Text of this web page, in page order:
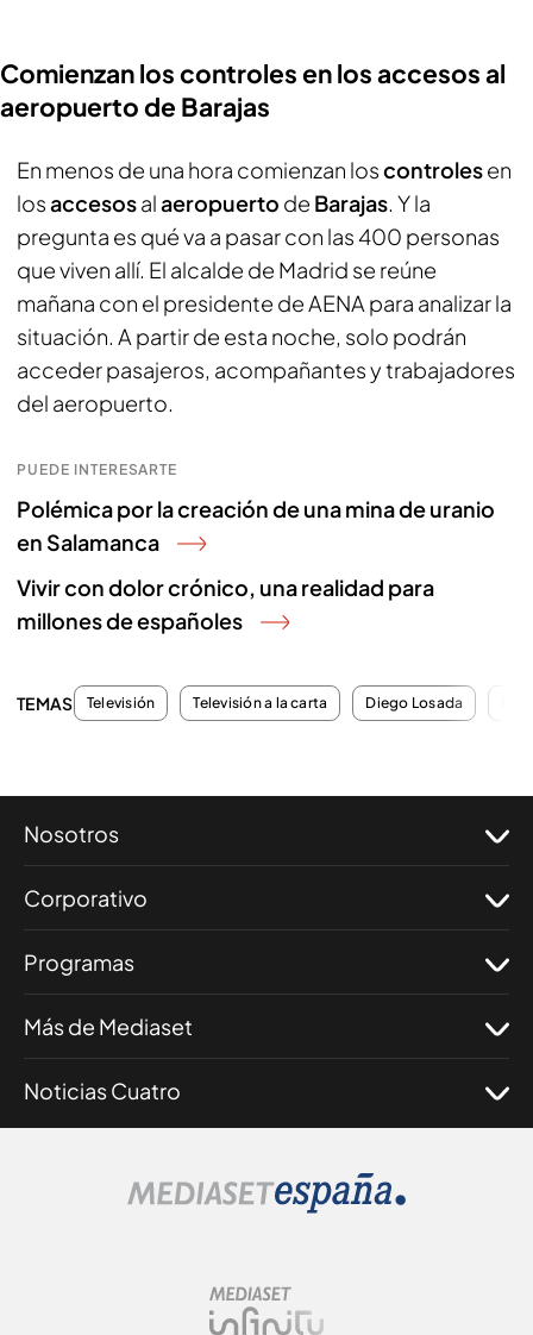
Comienzan los controles en los accesos al
aeropuerto de Barajas
En menos de una hora comienzan loscontrolesen
losaccesosalaeropuerto de Barajas. Y la
pregunta es qué va a pasar con las 400 personas
que viven allí. El alcalde de Madrid se reúne
mañana con el presidente de AENA para analizar la
situación. A partir de esta noche, solo podrán
acceder pasajeros, acompañantes y trabajadores
del aeropuerto.
PUEDE INTERESARTE
Polémica por la creación de una mina de uranio
en Salamanca
Vivir con dolor crónico, una realidad para
millones de españoles
TEMAS Televisión Televisión a la carta Diego Losada
Nosotros
Corporativo
Programas
Más de Mediaset
Noticias Cuatro